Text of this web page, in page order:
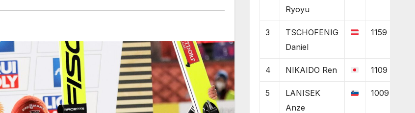
Ryoyu
3
TSCHOFENIG
Daniel
1159
4 NIKAIDO Ren 1109
5
LANISEK
Anze
1009